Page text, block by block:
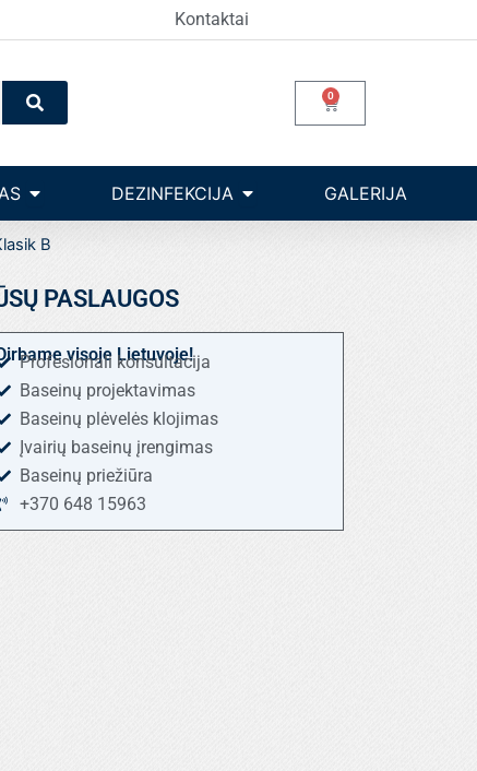
Kontaktai
Search 0
Cart
Open Įrangos valdymas
DEZINFEKCIJA Open dezinfekcija
GALERIJA
B
PASLAUGOS
visoje Lietuvoje!
Profesionali konsultacija
Baseinų projektavimas
Baseinų plėvelės klojimas
Įvairių baseinų įrengimas
Baseinų priežiūra
+370 648 15963